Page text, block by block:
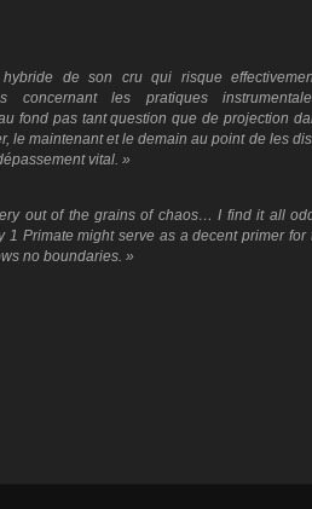
de son cru qui risque
concernant les pratiques
fond pas tant question que de projection
le maintenant et le demain au point de les
vital. »
out of the grains of chaos… I find it all
1 Primate might serve as a decent primer for
no boundaries. »